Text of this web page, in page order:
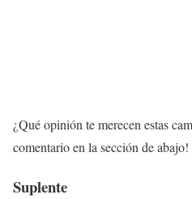
¿Qué opinión te merecen estas
comentario en la sección de abajo!
Suplente